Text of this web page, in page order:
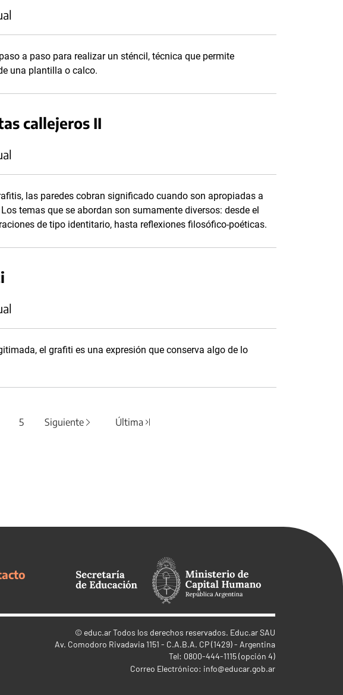
a paso para realizar un sténcil, técnica que permite
una plantilla o calco.
callejeros II
las paredes cobran significado cuando son apropiadas a
temas que se abordan son sumamente diversos: desde el
de tipo identitario, hasta reflexiones filosófico-poéticas.
el grafiti es una expresión que conserva algo de lo
5 Siguiente Última
© educ.arTodos los derechos reservados. Educ.ar SAU
Av. Comodoro Rivadavia 1151 - C.A.B.A. CP (1429) - Argentina
Tel: 0800-444-1115 (opción 4)
Correo Electrónico: info@educar.gob.ar